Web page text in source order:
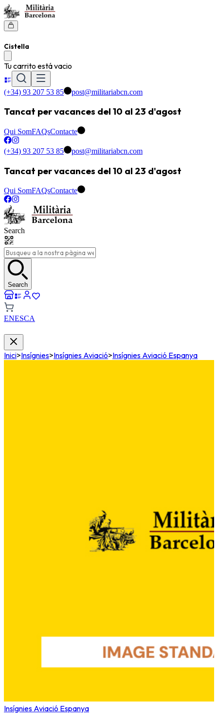
Cistella
Tu carrito está vacio
(+34) 93 207 53 85 post@militariabcn.com
Tancat per vacances del 10 al 23 d'agost
Qui SomFAQsContacte
(+34) 93 207 53 85 post@militariabcn.com
Tancat per vacances del 10 al 23 d'agost
Qui SomFAQsContacte
Search
Search
ENESCA
Inici>Insígnies>Insígnies Aviació>Insígnies Aviació Espanya
Insígnies Aviació Espanya